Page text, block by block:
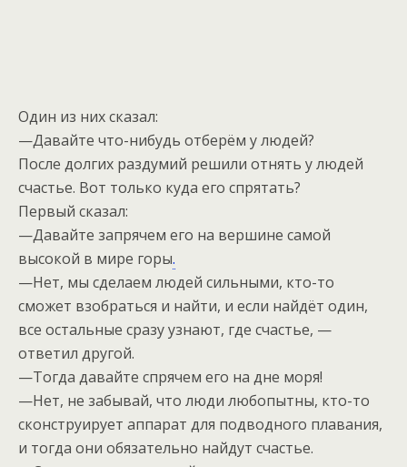
Один из них сказал:
—Давайте что-нибудь отберём у людей?
После долгих раздумий решили отнять у людей
счастье. Вот только куда его спрятать?
Первый сказал:
—Давайте запрячем его на вершине самой
высокой в мире горы.
—Нет, мы сделаем людей сильными, кто-то
сможет взобраться и найти, и если найдёт один,
все остальные сразу узнают, где счастье, —
ответил другой.
—Тогда давайте спрячем его на дне моря!
—Нет, не забывай, что люди любопытны, кто-то
сконструирует аппарат для подводного плавания,
и тогда они обязательно найдут счастье.